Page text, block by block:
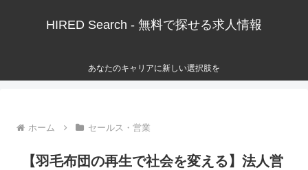
HIRED Search - 無料で探せる求人情報
あなたのキャリアに新しい選択肢を
ホーム セールス・営業
【羽毛布団の再生で社会を変える】法人営